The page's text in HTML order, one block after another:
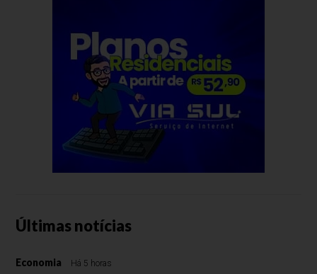
Últimas notícias
Economia Há 5 horas